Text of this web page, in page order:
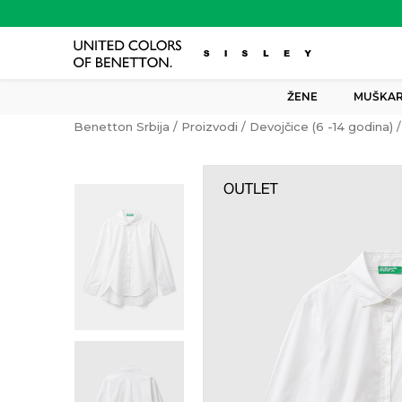
ŽENE
Benetton Srbija Proizvodi Devojčice (6 -14 godina)